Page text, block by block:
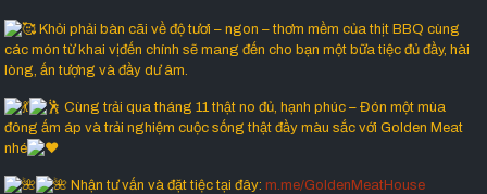
Khỏi phải bàn cãi về độ tươi – ngon – thơm mềm của thịt BBQ cùng
các món từ khai vịđến chính sẽ mang đến cho bạn một bữa tiệc đủ đầy, hài
lòng, ấn tượng và đầy dư âm.
Cùng trải qua tháng 11 thật no đủ, hạnh phúc – Đón một mùa
đông ấm áp và trải nghiệm cuộc sống thật đầy màu sắc với Golden Meat
nhé
Nhận tư vấn và đặt tiệc tại đây:m.me/GoldenMeatHouse